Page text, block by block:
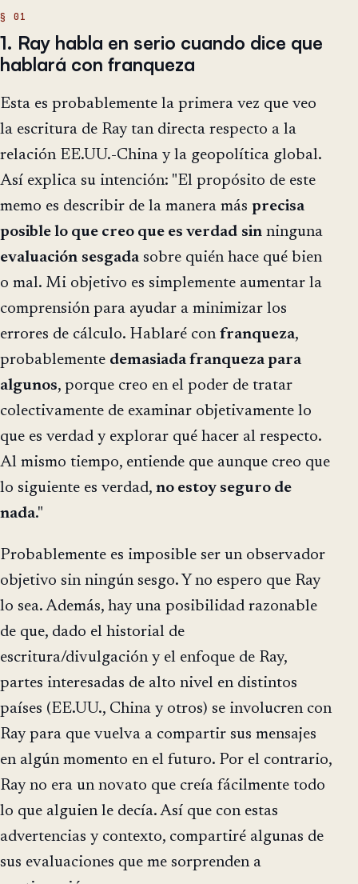
1. Ray habla en serio cuando dice que
hablará con franqueza
Esta es probablemente la primera vez que veo
la escritura de Ray tan directa respecto a la
relación EE.UU.-China y la geopolítica global.
Así explica su intención: "El propósito de este
memo es describir de la manera más precisa
posible lo que creo que es verdad sin ninguna
evaluación sesgadasobre quién hace qué bien
o mal. Mi objetivo es simplemente aumentar la
comprensión para ayudar a minimizar los
errores de cálculo. Hablaré con franqueza,
probablemente demasiada franqueza para
algunos, porque creo en el poder de tratar
colectivamente de examinar objetivamente lo
que es verdad y explorar qué hacer al respecto.
Al mismo tiempo, entiende que aunque creo que
lo siguiente es verdad, no estoy seguro de
nada."
Probablemente es imposible ser un observador
objetivo sin ningún sesgo. Y no espero que Ray
lo sea. Además, hay una posibilidad razonable
de que, dado el historial de
escritura/divulgación y el enfoque de Ray,
partes interesadas de alto nivel en distintos
países (EE.UU., China y otros) se involucren con
Ray para que vuelva a compartir sus mensajes
en algún momento en el futuro. Por el contrario,
Ray no era un novato que creía fácilmente todo
lo que alguien le decía. Así que con estas
advertencias y contexto, compartiré algunas de
sus evaluaciones que me sorprenden a